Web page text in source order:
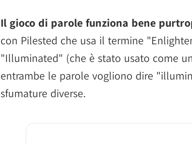
Il gioco di parole funziona bene
con Pilested che usa il termine
"Illuminated" (che è stato usato come
entrambe le parole vogliono dire
sfumature diverse.